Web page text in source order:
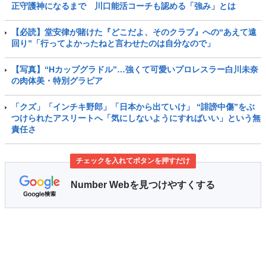
正守護神になるまで 川口能活コーチも認める「強み」とは
【必読】堂安律が賭けた『どこだよ、そのクラブ』への“あえて遠
回り”「行ってよかったねと言わせたのは自分なので」
【写真】“Hカップグラドル”…強くて可愛いプロレスラー白川未奈
の肉体美・特別グラビア
「クズ」「インチキ野郎」「日本から出ていけ」 “誹謗中傷”をぶ
つけられたアスリートへ「気にしないようにすればいい」という無
責任さ
チェックを入れてボタンを押すだけ
Number Webを見つけやすくする